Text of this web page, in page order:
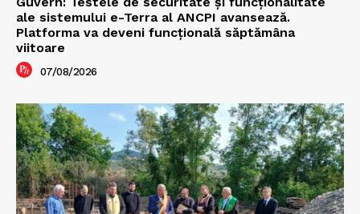
ale sistemului e-Terra al ANCPI avansează.
Platforma va deveni funcțională săptămâna
viitoare
07/08/2026